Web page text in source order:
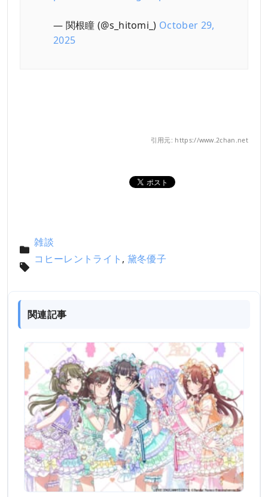
— 関根瞳 (@s_hitomi_) October 29,
2025
引用元: https://www.2chan.net
雑談
コヒーレントライト , 黛冬優子
関連記事